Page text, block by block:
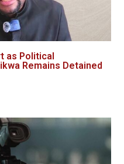
as Political
Remains Detained